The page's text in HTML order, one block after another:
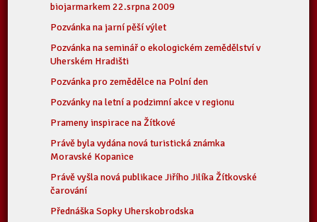
biojarmarkem 22.srpna 2009
Pozvánka na jarní pěší výlet
Pozvánka na seminář o ekologickém zemědělství v
Uherském Hradišti
Pozvánka pro zemědělce na Polní den
Pozvánky na letní a podzimní akce v regionu
Prameny inspirace na Žítkové
Právě byla vydána nová turistická známka
Moravské Kopanice
Právě vyšla nová publikace Jiřího Jilíka Žítkovské
čarování
Přednáška Sopky Uherskobrodska